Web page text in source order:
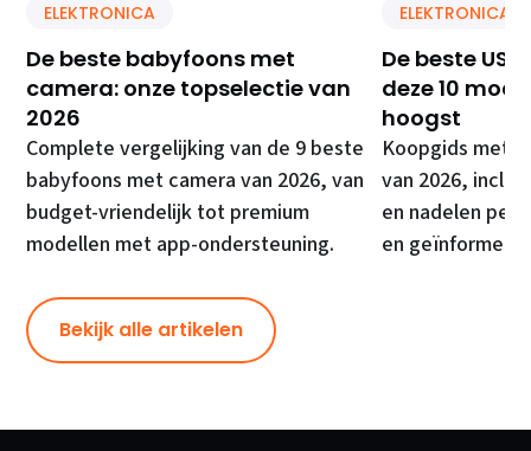
ELEKTRONICA
De beste babyfoons met
camera: onze topselectie van
2026
Complete vergelijking van de 9 beste
babyfoons met camera van 2026, van
budget-vriendelijk tot premium
modellen met app-ondersteuning.
ELEKTRONICA
De beste
deze 10
hoogst
Koopgids met
van 2026,
en nadelen per
en
Bekijk alle artikelen